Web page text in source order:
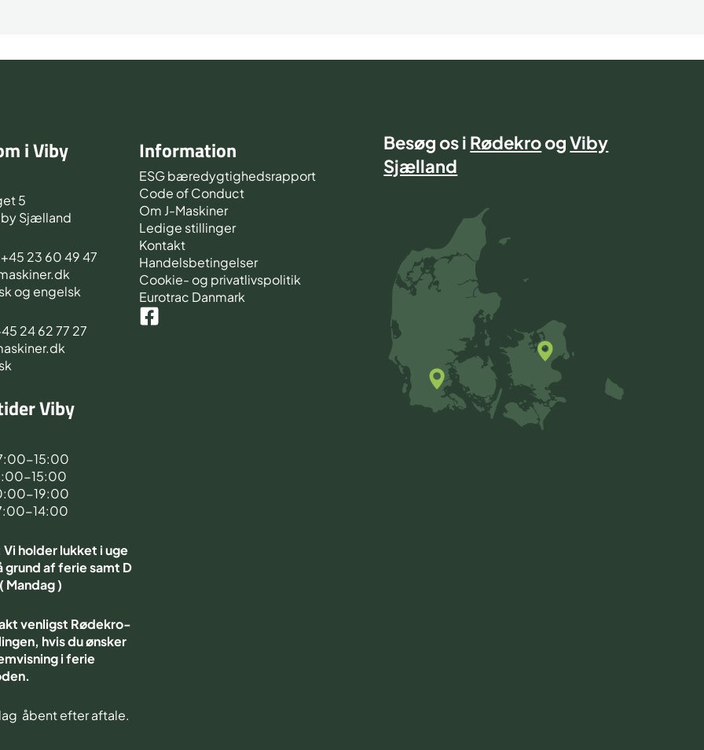
i Viby
5
Sjælland
23 60 49 47
og engelsk
24 62 77 27
Viby
15:00
15:00
19:00
14:00
Vi holder lukket i uge
grund af ferie samt D
Mandag )
venligst Rødekro-
hvis du ønsker
i ferie
åbent efter aftale.
Information
ESG bæredygtighedsrapport
Code of Conduct
Om J-Maskiner
Ledige stillinger
Kontakt
Handelsbetingelser
Cookie- og privatlivspolitik
Eurotrac Danmark
Besøg os i RødekroogViby
Sjælland